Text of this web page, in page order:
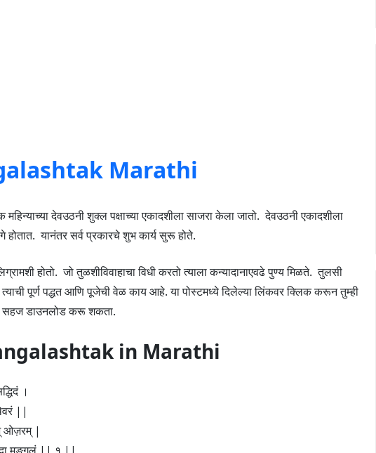
Marathi
महिन्याच्या देवउठनी शुक्ल पक्षाच्या एकादशीला साजरा केला जातो. देवउठनी एकादशीला
होतात. यानंतर सर्व प्रकारचे शुभ कार्य सुरू होते.
होतो. जो तुळशीविवाहाचा विधी करतो त्याला कन्यादानाएवढे पुण्य मिळते. तुलसी
पूर्ण पद्धत आणि पूजेची वेळ काय आहे. या पोस्टमध्ये दिलेल्या लिंकवर क्लिक करून तुम्ही
डाउनलोड करू शकता.
in Marathi
।
||
ओज़रम् |